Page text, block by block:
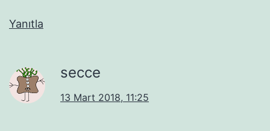
Yanıtla
secce
13 Mart 2018, 11:25